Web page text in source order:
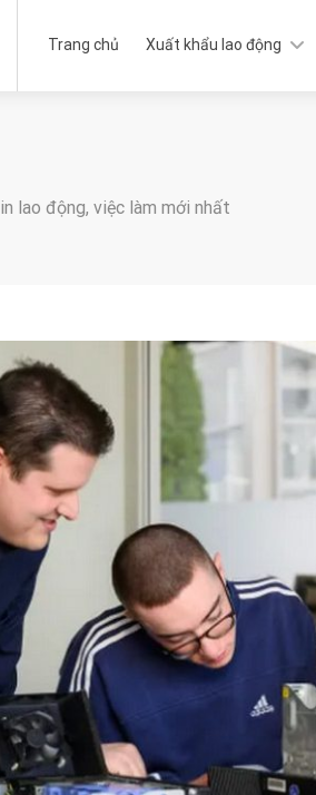
Trang chủ Xuất khẩu lao động
lao động, việc làm mới nhất